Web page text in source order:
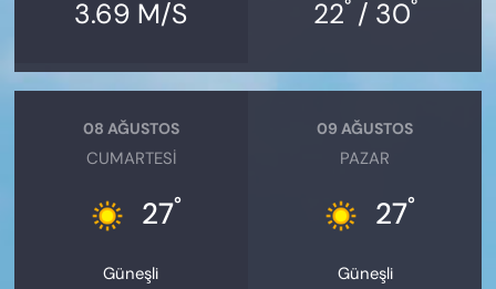
3.69 M/S 22°/ 30°
08 AĞUSTOS
CUMARTESI
27°
Güneşli
09 AĞUSTOS
PAZAR
27°
Güneşli